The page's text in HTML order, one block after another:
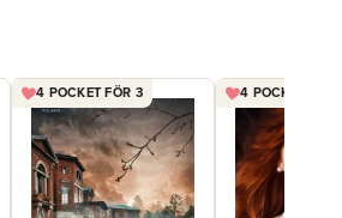
4 POCKET FÖR 3 4 POCKET FÖR